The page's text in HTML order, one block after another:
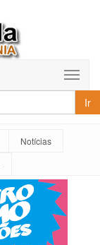
Ir
Notícias